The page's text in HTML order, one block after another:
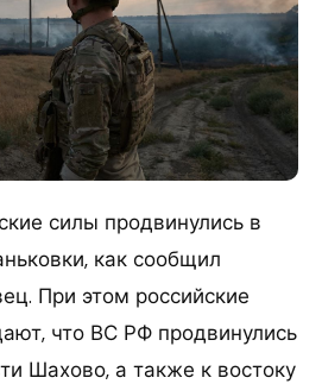
силы продвинулись в
как сообщил
При этом российские
что ВС РФ продвинулись
Шахово, а также к востоку